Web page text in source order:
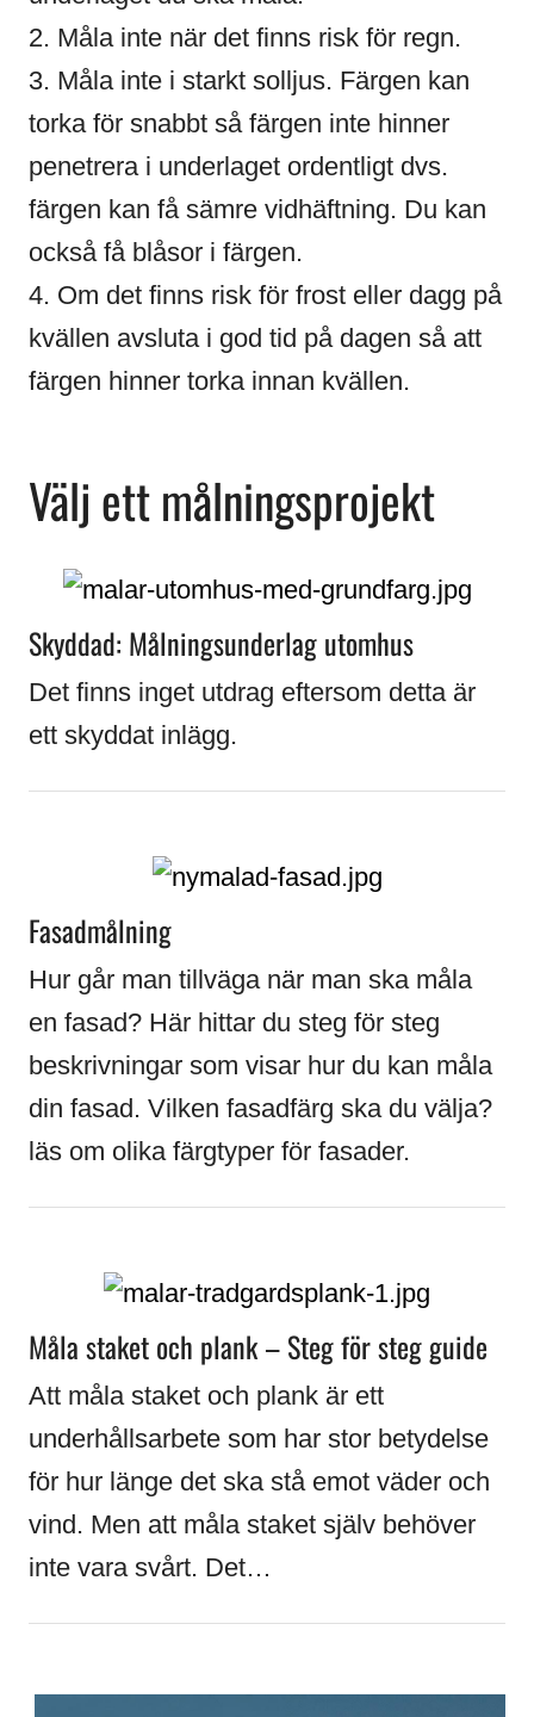
2. Måla inte när det finns risk för regn.
3. Måla inte i starkt solljus. Färgen kan
torka för snabbt så färgen inte hinner
penetrera i underlaget ordentligt dvs.
färgen kan få sämre vidhäftning. Du kan
också få blåsor i färgen.
4. Om det finns risk för frost eller dagg på
kvällen avsluta i god tid på dagen så att
färgen hinner torka innan kvällen.
Välj ett målningsprojekt
Skyddad: Målningsunderlag utomhus
Det finns inget utdrag eftersom detta är
ett skyddat inlägg.
Fasadmålning
Hur går man tillväga när man ska måla
en fasad? Här hittar du steg för steg
beskrivningar som visar hur du kan måla
din fasad. Vilken fasadfärg ska du välja?
läs om olika färgtyper för fasader.
Måla staket och plank – Steg för steg guide
Att måla staket och plank är ett
underhållsarbete som har stor betydelse
för hur länge det ska stå emot väder och
vind. Men att måla staket själv behöver
inte vara svårt. Det…